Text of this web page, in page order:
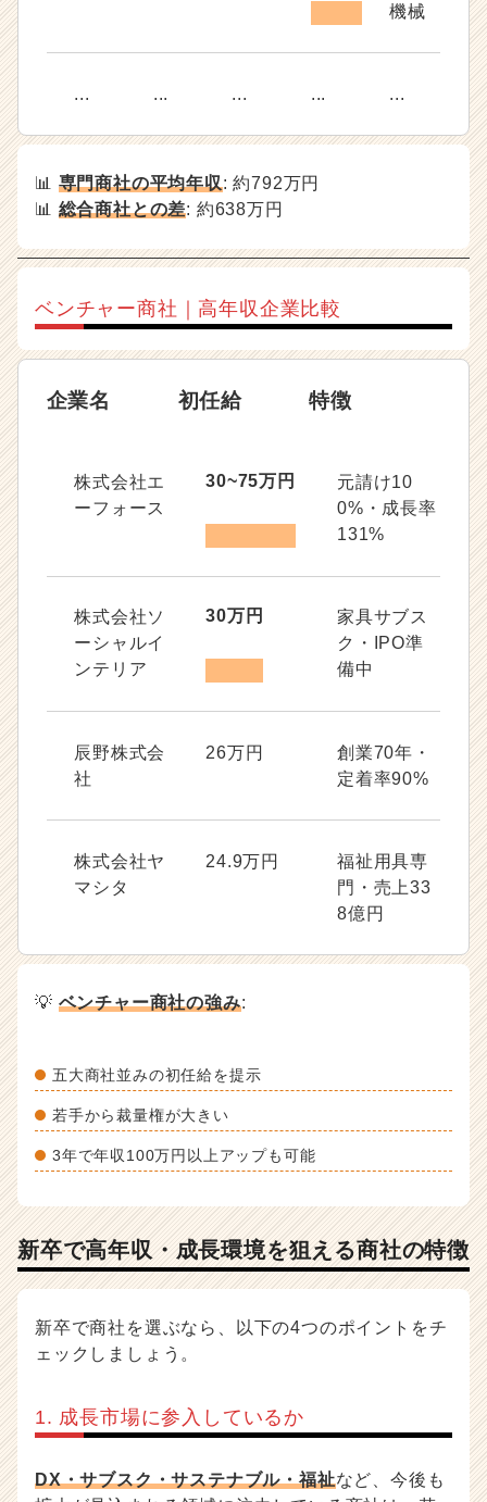
機械
... ... ... ... ...
📊 専門商社の平均年収: 約792万円
📊 総合商社との差: 約638万円
ベンチャー商社｜高年収企業比較
企業名 初任給 特徴
株式会社エ
ーフォース
30~75万円
元請け10
0%・成長率
131%
株式会社ソ
ーシャルイ
ンテリア
30万円
家具サブス
ク・IPO準
備中
辰野株式会
社
26万円
創業70年・
定着率90%
株式会社ヤ
マシタ
24.9万円
福祉用具専
門・売上33
8億円
💡 ベンチャー商社の強み:
五大商社並みの初任給を提示
若手から裁量権が大きい
3年で年収100万円以上アップも可能
新卒で高年収・成長環境を狙える商社の特徴
新卒で商社を選ぶなら、以下の4つのポイントをチ
ェックしましょう。
1. 成長市場に参入しているか
DX・サブスク・サステナブル・福祉など、今後も